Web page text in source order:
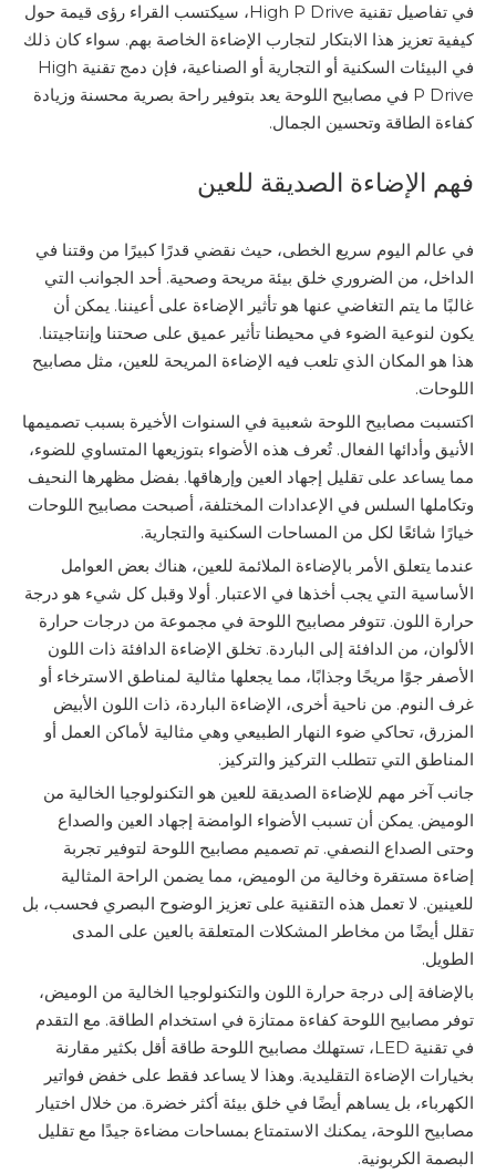
في تفاصيل تقنية High P Drive، سيكتسب القراء رؤى قيمة حول
كيفية تعزيز هذا الابتكار لتجارب الإضاءة الخاصة بهم. سواء كان ذلك
في البيئات السكنية أو التجارية أو الصناعية، فإن دمج تقنية High
P Drive في مصابيح اللوحة يعد بتوفير راحة بصرية محسنة وزيادة
كفاءة الطاقة وتحسين الجمال.
فهم الإضاءة الصديقة للعين
في عالم اليوم سريع الخطى، حيث نقضي قدرًا كبيرًا من وقتنا في
الداخل، من الضروري خلق بيئة مريحة وصحية. أحد الجوانب التي
غالبًا ما يتم التغاضي عنها هو تأثير الإضاءة على أعيننا. يمكن أن
يكون لنوعية الضوء في محيطنا تأثير عميق على صحتنا وإنتاجيتنا.
هذا هو المكان الذي تلعب فيه الإضاءة المريحة للعين، مثل مصابيح
اللوحات.
اكتسبت مصابيح اللوحة شعبية في السنوات الأخيرة بسبب تصميمها
الأنيق وأدائها الفعال. تُعرف هذه الأضواء بتوزيعها المتساوي للضوء،
مما يساعد على تقليل إجهاد العين وإرهاقها. بفضل مظهرها النحيف
وتكاملها السلس في الإعدادات المختلفة، أصبحت مصابيح اللوحات
خيارًا شائعًا لكل من المساحات السكنية والتجارية.
عندما يتعلق الأمر بالإضاءة الملائمة للعين، هناك بعض العوامل
الأساسية التي يجب أخذها في الاعتبار. أولا وقبل كل شيء هو درجة
حرارة اللون. تتوفر مصابيح اللوحة في مجموعة من درجات حرارة
الألوان، من الدافئة إلى الباردة. تخلق الإضاءة الدافئة ذات اللون
الأصفر جوًا مريحًا وجذابًا، مما يجعلها مثالية لمناطق الاسترخاء أو
غرف النوم. من ناحية أخرى، الإضاءة الباردة، ذات اللون الأبيض
المزرق، تحاكي ضوء النهار الطبيعي وهي مثالية لأماكن العمل أو
المناطق التي تتطلب التركيز والتركيز.
جانب آخر مهم للإضاءة الصديقة للعين هو التكنولوجيا الخالية من
الوميض. يمكن أن تسبب الأضواء الوامضة إجهاد العين والصداع
وحتى الصداع النصفي. تم تصميم مصابيح اللوحة لتوفير تجربة
إضاءة مستقرة وخالية من الوميض، مما يضمن الراحة المثالية
للعينين. لا تعمل هذه التقنية على تعزيز الوضوح البصري فحسب، بل
تقلل أيضًا من مخاطر المشكلات المتعلقة بالعين على المدى
الطويل.
بالإضافة إلى درجة حرارة اللون والتكنولوجيا الخالية من الوميض،
توفر مصابيح اللوحة كفاءة ممتازة في استخدام الطاقة. مع التقدم
في تقنية LED، تستهلك مصابيح اللوحة طاقة أقل بكثير مقارنة
بخيارات الإضاءة التقليدية. وهذا لا يساعد فقط على خفض فواتير
الكهرباء، بل يساهم أيضًا في خلق بيئة أكثر خضرة. من خلال اختيار
مصابيح اللوحة، يمكنك الاستمتاع بمساحات مضاءة جيدًا مع تقليل
البصمة الكربونية.